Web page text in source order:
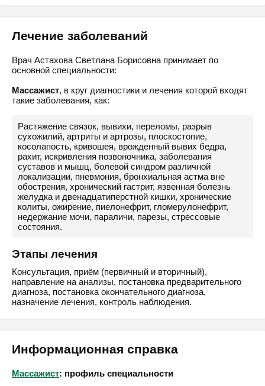
Лечение заболеваний
Врач Астахова Светлана Борисовна принимает по
основной специальности:
Массажист, в круг диагностики и лечения которой входят
такие заболевания, как:
Растяжение связок, вывихи, переломы, разрыв
сухожилий, артриты и артрозы, плоскостопие,
косолапость, кривошея, врожденный вывих бедра,
рахит, искривления позвоночника, заболевания
суставов и мышц, болевой синдром различной
локализации, пневмония, бронхиальная астма вне
обострения, хронический гастрит, язвенная болезнь
желудка и двенадцатиперстной кишки, хронические
колиты, ожирение, пиелонефрит, гломерулонефрит,
недержание мочи, параличи, парезы, стрессовые
состояния.
Этапы лечения
Консультация, приём (первичный и вторичный),
направление на анализы, постановка предварительного
диагноза, постановка окончательного диагноза,
назначение лечения, контроль наблюдения.
Информационная справка
Массажист: профиль специальности